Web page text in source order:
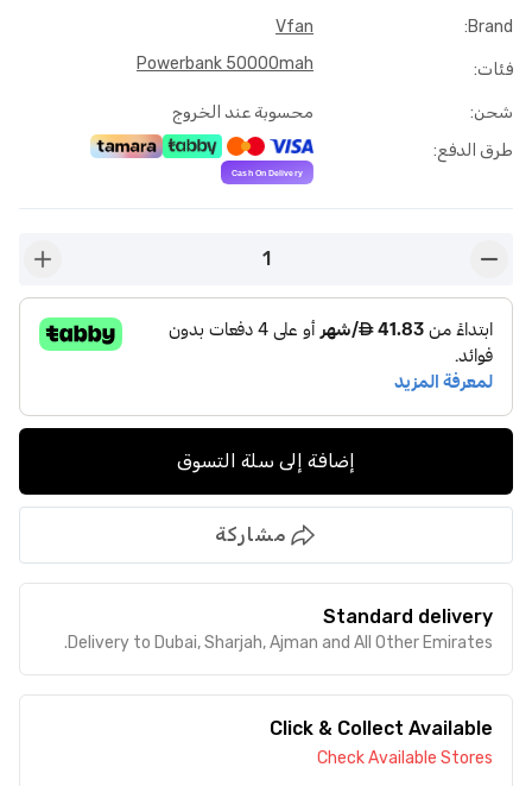
iPhone 15
Brand
:
Vfan
فئات:
Powerbank 50000mah
شحن:
محسوبة عند الخروج
طرق الدفع:
1
plus
إضافة إلى سلة التسوق
مشاركة
Standard delivery
Delivery to Dubai, Sharjah, Ajman and All Other Emirates.
Click & Collect Available
Check Available Stores